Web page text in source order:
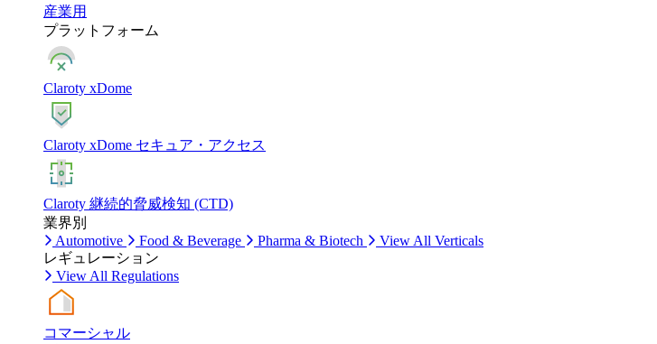
産業用
プラットフォーム
Claroty xDome
Claroty xDome セキュア・アクセス
Claroty 継続的脅威検知 (CTD)
業界別
Automotive
Food & Beverage Pharma & Biotech
View All Verticals
レギュレーション
View All Regulations
コマーシャル